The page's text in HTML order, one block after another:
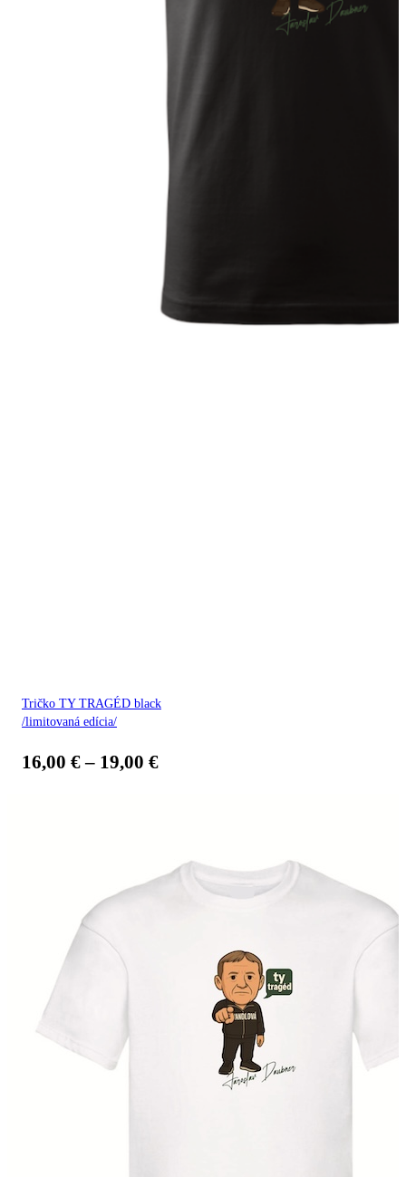
Tričko TY TRAGÉD black
/limitovaná edícia/
16,00 €– 19,00 €